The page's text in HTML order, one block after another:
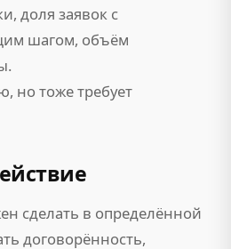
доля заявок с
шагом, объём
но тоже требует
сделать в определённой
договорённость,